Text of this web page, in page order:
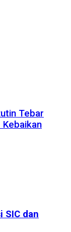
Tebar
SIC dan